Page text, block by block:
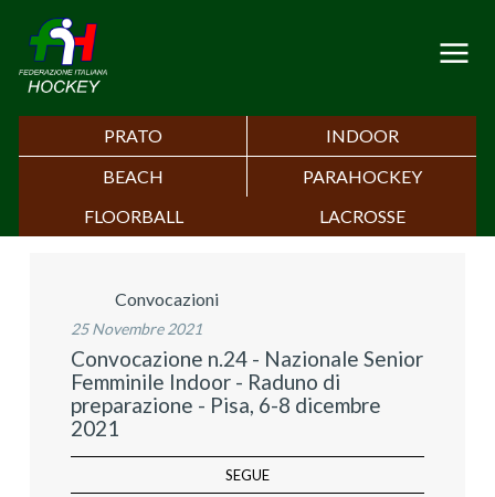
PRATO
INDOOR
BEACH
PARAHOCKEY
FLOORBALL
LACROSSE
Convocazioni
25 Novembre 2021
Convocazione n.24 - Nazionale Senior
Femminile Indoor - Raduno di
preparazione - Pisa, 6-8 dicembre
2021
SEGUE